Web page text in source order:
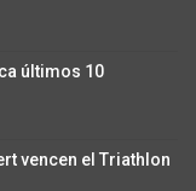
últimos 10
vencen el Triathlon